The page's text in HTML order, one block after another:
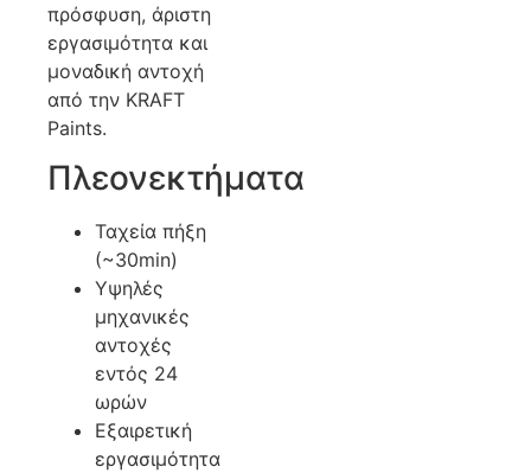
πρόσφυση, άριστη
εργασιμότητα και
μοναδική αντοχή
από την KRAFT
Paints.
Πλεονεκτήματα
Ταχεία πήξη
(~30min)
Yψηλές
μηχανικές
αντοχές
εντός 24
ωρών
Εξαιρετική
εργασιμότητα